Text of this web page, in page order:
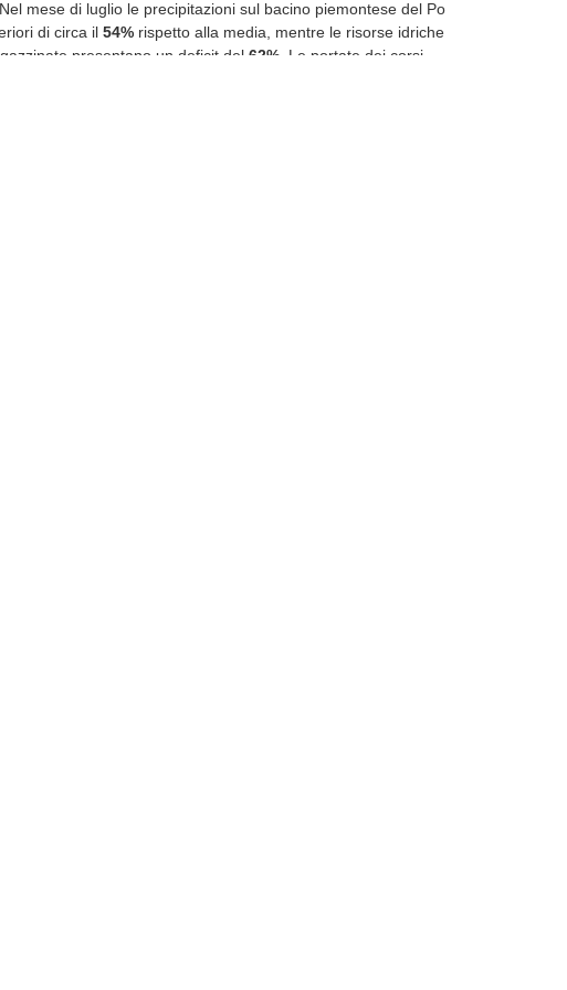
mese di luglio le precipitazioni sul bacino piemontese del Po
di circa il 54% rispetto alla media, mentre le risorse idriche
presentano un deficit del 62% . Le portate dei corsi